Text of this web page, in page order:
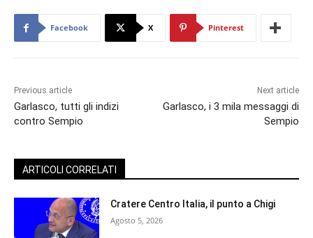
Facebook X Pinterest
Previous article
Garlasco, tutti gli indizi
contro Sempio
Next article
Garlasco, i 3 mila messaggi di
Sempio
ARTICOLI CORRELATI
Cratere Centro Italia, il punto a Chigi
Agosto 5, 2026